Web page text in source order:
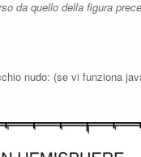
da quello della figura
nudo: (se vi funziona